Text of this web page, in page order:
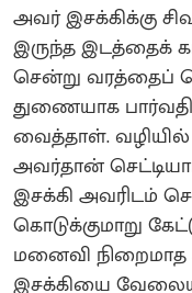
அவர் இசக்கிக்கு
இருந்த இடத்தைக்
சென்று வரத்தைப்
துணையாக
வைத்தாள்.
அவர்தான்
இசக்கி அவரிடம்
கொடுக்குமாறு
மனைவி நிறைமாத
இசக்கியை